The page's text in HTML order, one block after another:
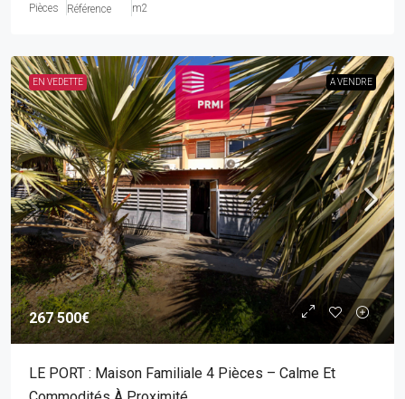
Pièces
Référence
m2
EN VEDETTE A VENDRE
267 500€
LE PORT : Maison Familiale 4 Pièces – Calme Et